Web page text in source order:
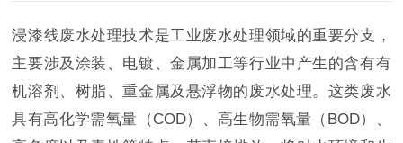
浸漆线废水处理技术是工业废水处理领域的重要分支，
主要涉及涂装、电镀、金属加工等行业中产生的含有有
机溶剂、树脂、重金属及悬浮物的废水处理。这类废水
具有高化学需氧量（COD）、高生物需氧量（BOD）、